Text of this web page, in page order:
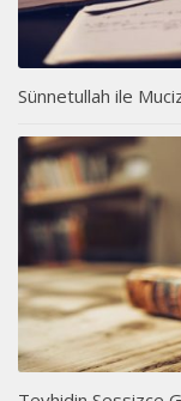
Sünnetullah ile